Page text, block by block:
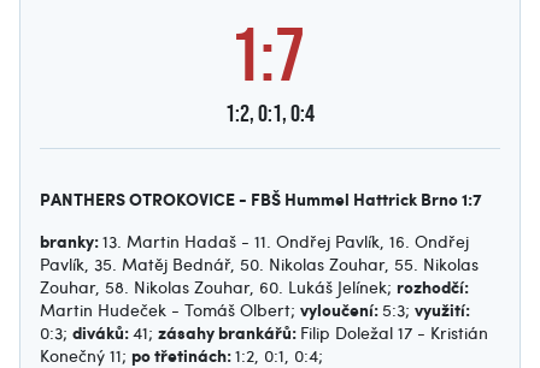
1:7
1:2, 0:1, 0:4
PANTHERS OTROKOVICE - FBŠ Hummel Hattrick Brno 1:7
branky:13. Martin Hadaš - 11. Ondřej Pavlík, 16. Ondřej
Pavlík, 35. Matěj Bednář, 50. Nikolas Zouhar, 55. Nikolas
Zouhar, 58. Nikolas Zouhar, 60. Lukáš Jelínek; rozhodčí:
Martin Hudeček - Tomáš Olbert; vyloučení: 5:3; využití:
0:3; diváků:41; zásahy brankářů: Filip Doležal 17 - Kristián
Konečný 11; po třetinách:1:2, 0:1, 0:4;